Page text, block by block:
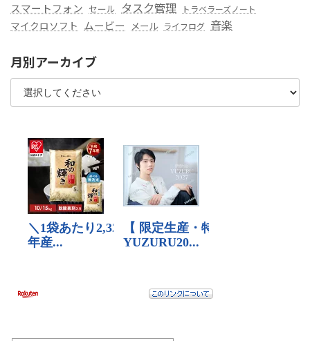
スマートフォン セール タスク管理 トラベラーズノート
マイクロソフト ムービー メール ライフログ 音楽
月別アーカイブ